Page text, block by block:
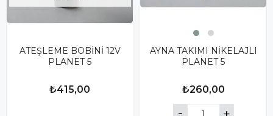
ATEŞLEME BOBİNİ 12V
PLANET 5
₺415,00
AYNA TAKIMI NİKELAJLI
PLANET 5
₺260,00